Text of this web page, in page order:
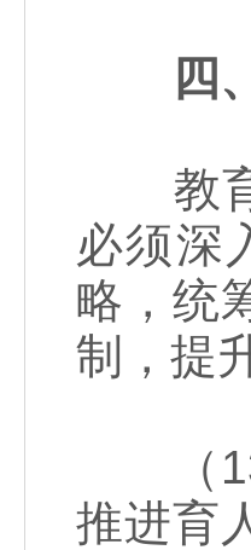
四
教育
必须深
略，统
制，提
（13
推进育